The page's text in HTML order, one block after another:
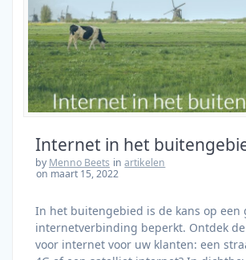
Internet in het
by Menno Beets inartikelen
on maart 15, 2022
In het buitengebied is de kans op een
internetverbinding beperkt. Ontdek
voor internet voor uw klanten: een